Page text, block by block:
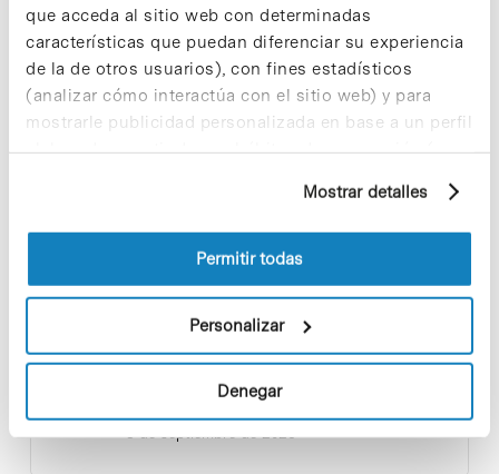
que acceda al sitio web con determinadas
características que puedan diferenciar su experiencia
de la de otros usuarios), con fines estadísticos
(analizar cómo interactúa con el sitio web) y para
mostrarle publicidad personalizada en base a un perfil
elaborado a partir de sus hábitos de navegación (por
información sobre las cookies puede consultar
la Política de cookies del sitio web.
Mostrar detalles
Permitir todas
Personalizar
Denegar
Noticias más vistas
enriquecedores. ¡Participa y haz
9 de septiembre de 2025
¡Ayúdanos a hacer crecer «Notas de
Sostenibilidad»! ¿Quieres participar
y ser una fuente de inspiración?